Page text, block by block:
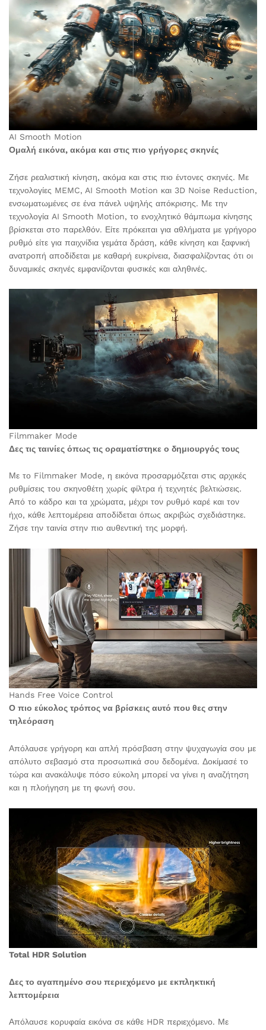
AI Smooth Motion
Ομαλή εικόνα, ακόμα και στις πιο γρήγορες σκηνές
Ζήσε ρεαλιστική κίνηση, ακόμα και στις πιο έντονες σκηνές. Με
τεχνολογίες MEMC, AI Smooth Motion και 3D Noise Reduction,
ενσωματωμένες σε ένα πάνελ υψηλής απόκρισης. Με την
τεχνολογία AI Smooth Motion, το ενοχλητικό θάμπωμα κίνησης
βρίσκεται στο παρελθόν. Είτε πρόκειται για αθλήματα με γρήγορο
ρυθμό είτε για παιχνίδια γεμάτα δράση, κάθε κίνηση και ξαφνική
ανατροπή αποδίδεται με καθαρή ευκρίνεια, διασφαλίζοντας ότι οι
δυναμικές σκηνές εμφανίζονται φυσικές και αληθινές.
Filmmaker Mode
Δες τις ταινίες όπως τις οραματίστηκε ο δημιουργός τους
Με το Filmmaker Mode, η εικόνα προσαρμόζεται στις αρχικές
ρυθμίσεις του σκηνοθέτη χωρίς φίλτρα ή τεχνητές βελτιώσεις.
Από το κάδρο και τα χρώματα, μέχρι τον ρυθμό καρέ και τον
ήχο, κάθε λεπτομέρεια αποδίδεται όπως ακριβώς σχεδιάστηκε.
Ζήσε την ταινία στην πιο αυθεντική της μορφή.
Hands Free Voice Control
Ο πιο εύκολος τρόπος να βρίσκεις αυτό που θες στην
τηλεόραση
Απόλαυσε γρήγορη και απλή πρόσβαση στην ψυχαγωγία σου με
απόλυτο σεβασμό στα προσωπικά σου δεδομένα. Δοκίμασέ το
τώρα και ανακάλυψε πόσο εύκολη μπορεί να γίνει η αναζήτηση
και η πλοήγηση με τη φωνή σου.
Total HDR Solution
Δες το αγαπημένο σου περιεχόμενο με εκπληκτική
λεπτομέρεια
Απόλαυσε κορυφαία εικόνα σε κάθε HDR περιεχόμενο. Με